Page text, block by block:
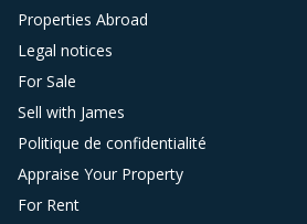
Properties Abroad
Legal notices
For Sale
Sell with James
Politique de confidentialité
Appraise Your Property
For Rent